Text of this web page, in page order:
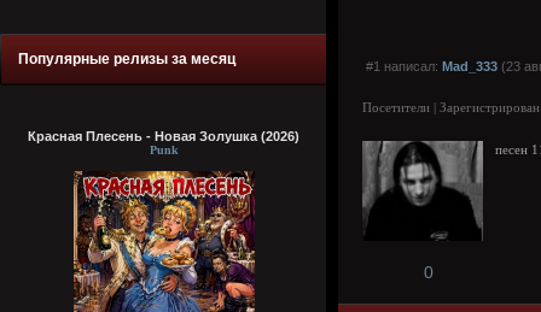
Популярные релизы за месяц
Красная Плесень - Новая Золушка (2026)
Punk
#1 написал: Mad_333 (23
Посетители |
песен
0